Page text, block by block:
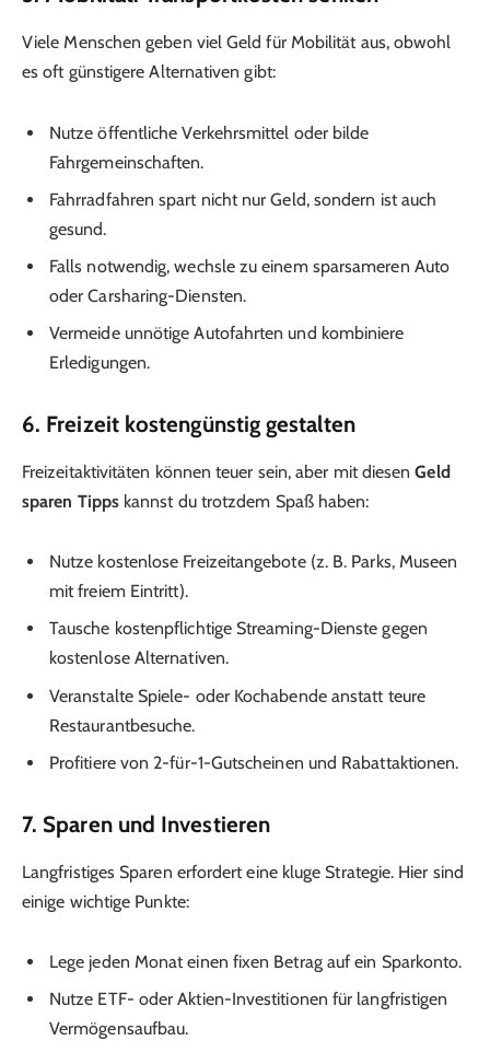
Viele Menschen geben viel Geld für Mobilität aus, obwohl
es oft günstigere Alternativen gibt:
Nutze öffentliche Verkehrsmittel oder bilde
Fahrgemeinschaften.
Fahrradfahren spart nicht nur Geld, sondern ist auch
gesund.
Falls notwendig, wechsle zu einem sparsameren Auto
oder Carsharing-Diensten.
Vermeide unnötige Autofahrten und kombiniere
Erledigungen.
6. Freizeit kostengünstig gestalten
Freizeitaktivitäten können teuer sein, aber mit diesenGeld
sparen Tippskannst du trotzdem Spaß haben:
Nutze kostenlose Freizeitangebote (z. B. Parks, Museen
mit freiem Eintritt).
Tausche kostenpflichtige Streaming-Dienste gegen
kostenlose Alternativen.
Veranstalte Spiele- oder Kochabende anstatt teure
Restaurantbesuche.
Profitiere von 2-für-1-Gutscheinen und Rabattaktionen.
7. Sparen und Investieren
Langfristiges Sparen erfordert eine kluge Strategie. Hier sind
einige wichtige Punkte:
Lege jeden Monat einen fixen Betrag auf ein Sparkonto.
Nutze ETF- oder Aktien-Investitionen für langfristigen
Vermögensaufbau.